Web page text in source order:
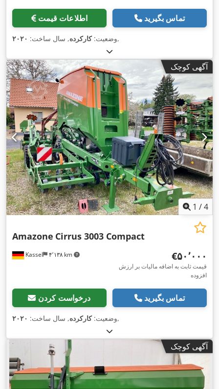
اطلاعات قیمت تماس بگیرید
وضعیت:کارکرده, سال ساخت: ۲۰۲۰ ,
آگهی کوچک
1 /4
Kassel ۴٬۱۳۸ km
Amazone Cirrus 3003 Compact
‎€۵۰٬۰۰۰
قیمت ثابت به اضافه مالیات بر ارزش
افزوده
درخواست کردن تماس بگیرید
وضعیت:کارکرده, سال ساخت: ۲۰۲۰ ,
آگهی کوچک